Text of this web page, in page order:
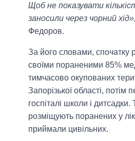
Щоб не показувати
заносили через чорний хід»,
Федоров.
За його словами, спочатку
своїми пораненими 85%
тимчасово окупованих
Запорізької області, потім
госпіталі школи і
розміщують поранених у
приймали цивільних.